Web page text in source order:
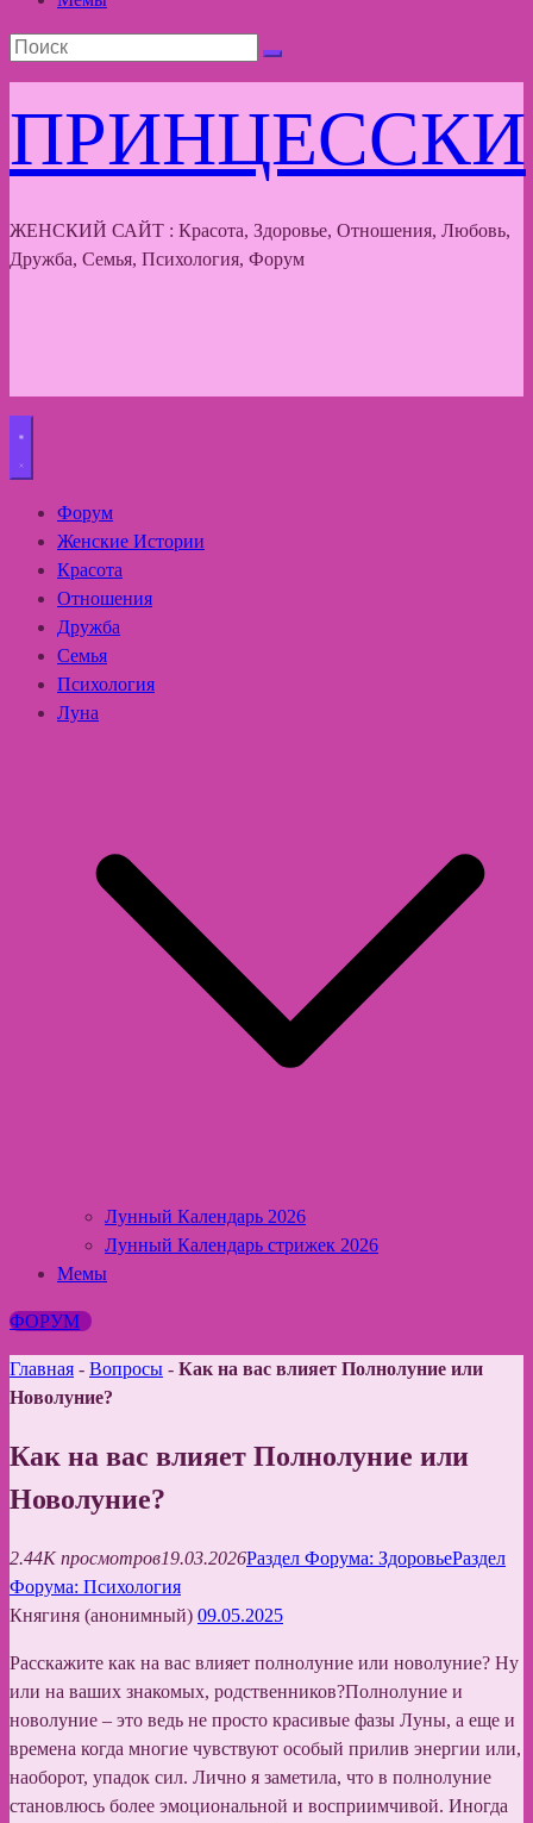
ПРИНЦЕССКИ
ЖЕНСКИЙ САЙТ : Красота, Здоровье, Отношения, Любовь,
Дружба, Семья, Психология, Форум
Форум
Женские Истории
Красота
Отношения
Дружба
Семья
Психология
Луна
Лунный Календарь 2026
Лунный Календарь стрижек 2026
Мемы
ФОРУМ
Главная - Вопросы - Как на вас влияет Полнолуние или
Новолуние?
Как на вас влияет Полнолуние или
Новолуние?
2.44K просмотров19.03.2026Раздел Форума: ЗдоровьеРаздел
Форума: Психология
Княгиня (анонимный) 09.05.2025
Расскажите как на вас влияет полнолуние или новолуние? Ну
или на ваших знакомых, родственников?Полнолуние и
новолуние – это ведь не просто красивые фазы Луны, а еще и
времена когда многие чувствуют особый прилив энергии или,
наоборот, упадок сил. Лично я заметила, что в полнолуние
становлюсь более эмоциональной и восприимчивой. Иногда